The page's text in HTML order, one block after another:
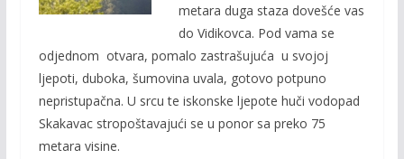
metara duga staza dovešće vas
do Vidikovca. Pod vama se
odjednom otvara, pomalo zastrašujuća u svojoj
ljepoti, duboka, šumovina uvala, gotovo potpuno
nepristupačna. U srcu te iskonske ljepote huči vodopad
Skakavac stropoštavajući se u ponor sa preko 75
metara visine.